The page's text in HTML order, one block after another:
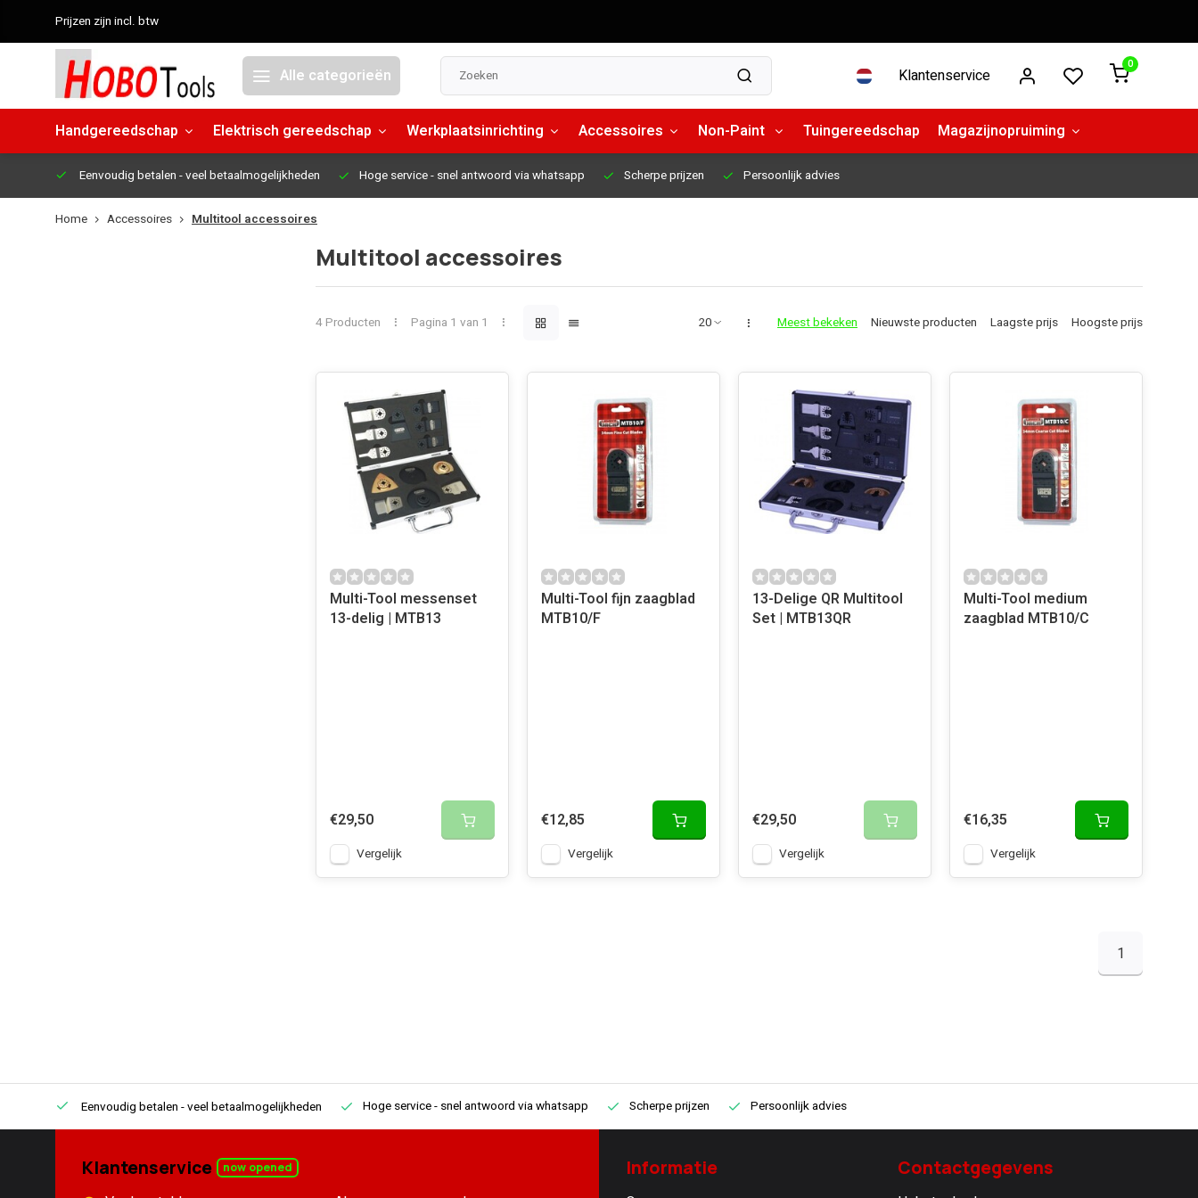
Prijzen zijn incl. btw
Alle categorieën Klantenservice
0
Handgereedschap Elektrisch gereedschap Werkplaatsinrichting Accessoires Non-Paint Tuingereedschap Magazijnopruiming
Eenvoudig betalen - veel betaalmogelijkheden Hoge service- snel antwoord via whatsapp Scherpe prijzen Persoonlijk advies
Home Accessoires Multitool accessoires
Multitool accessoires
4 Producten Pagina 1 van 1 Meest bekeken Nieuwste producten Laagste prijs Hoogste prijs
Multi-Tool messenset
13-delig | MTB13
€29,50
Vergelijk
Multi-Tool fijn zaagblad
MTB10/F
€12,85
Vergelijk
13-Delige QR Multitool
Set | MTB13QR
€29,50
Vergelijk
Multi-Tool medium
zaagblad MTB10/C
€16,35
Vergelijk
1
Eenvoudig betalen - veel betaalmogelijkheden Hoge service- snel antwoord via whatsapp Scherpe prijzen Persoonlijk advies
Klantenservice now opened Informatie Contactgegevens